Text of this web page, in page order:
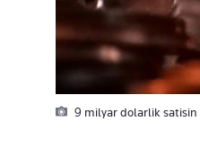
9 milyar dolarlik